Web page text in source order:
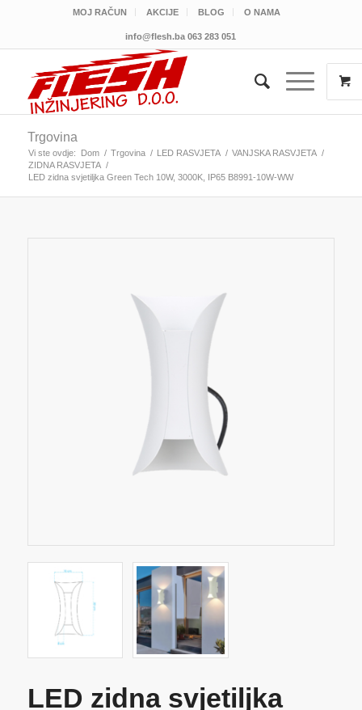
MOJ RAČUN AKCIJE BLOG O NAMA
info@flesh.ba 063 283 051
Trgovina
Vi ste ovdje: Dom / Trgovina / LED RASVJETA / VANJSKA RASVJETA /
ZIDNA RASVJETA /
LED zidna svjetiljka Green Tech 10W, 3000K, IP65 B8991-10W-WW
LED zidna svjetiljka